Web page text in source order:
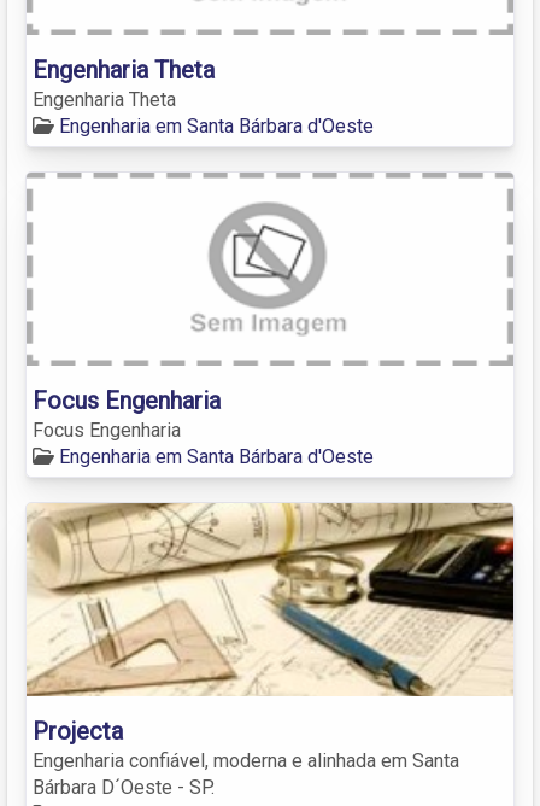
Engenharia Theta
Engenharia Theta
Engenharia em Santa Bárbara d'Oeste
Focus Engenharia
Focus Engenharia
Engenharia em Santa Bárbara d'Oeste
Projecta
Engenharia confiável, moderna e alinhada em Santa
Bárbara D´Oeste - SP.